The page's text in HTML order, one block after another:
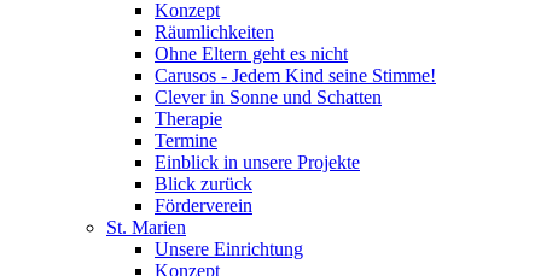
Konzept
Räumlichkeiten
Ohne Eltern geht es nicht
Carusos - Jedem Kind seine Stimme!
Clever in Sonne und Schatten
Therapie
Termine
Einblick in unsere Projekte
Blick zurück
Förderverein
St. Marien
Unsere Einrichtung
Konzept